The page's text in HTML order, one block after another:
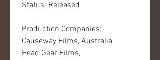
Status: Released
Production Companies:
Causeway Films, Australia
Head Gear Films,